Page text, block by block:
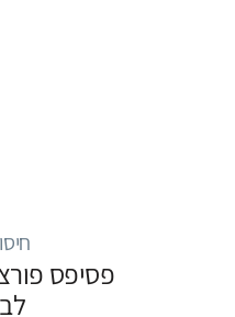
פסיפס
לבן